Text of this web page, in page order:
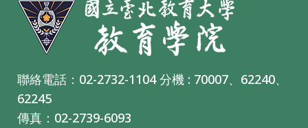
聯絡電話：02-2732-1104 分機 : 70007、62240、
62245
傳真：02-2739-6093